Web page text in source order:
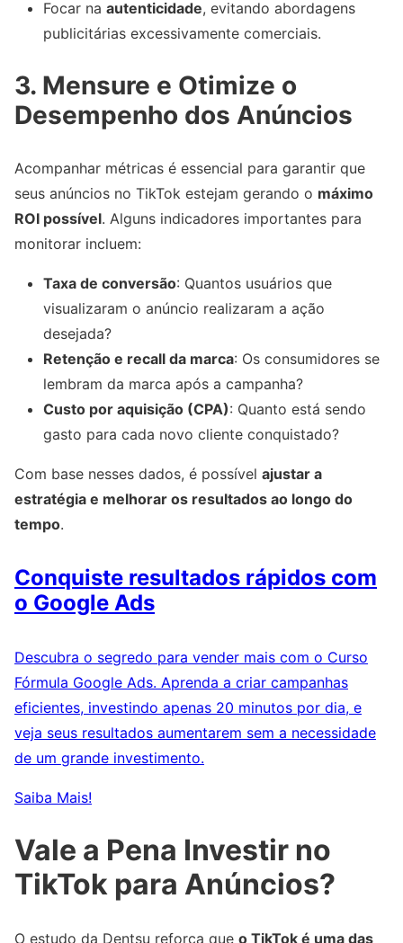
Focar na autenticidade, evitando abordagens
publicitárias excessivamente comerciais.
3. Mensure e Otimize o
Desempenho dos Anúncios
Acompanhar métricas é essencial para garantir que
seus anúncios no TikTok estejam gerando o máximo
ROI possível. Alguns indicadores importantes para
monitorar incluem:
Taxa de conversão: Quantos usuários que
visualizaram o anúncio realizaram a ação
desejada?
Retenção e recall da marca: Os consumidores se
lembram da marca após a campanha?
Custo por aquisição (CPA): Quanto está sendo
gasto para cada novo cliente conquistado?
Com base nesses dados, é possível ajustar a
estratégia e melhorar os resultados ao longo do
tempo.
Conquiste resultados rápidos com
o Google Ads
Descubra o segredo para vender mais com o Curso
Fórmula Google Ads. Aprenda a criar campanhas
eficientes, investindo apenas 20 minutos por dia, e
veja seus resultados aumentarem sem a necessidade
de um grande investimento.
Saiba Mais!
Vale a Pena Investir no
TikTok para Anúncios?
O estudo da Dentsu reforça que o TikTok é uma das